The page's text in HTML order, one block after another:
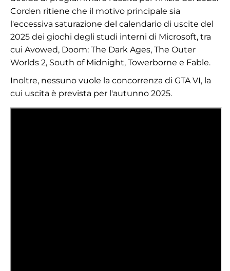
Corden ritiene che il motivo principale sia
l'eccessiva saturazione del calendario di uscite del
2025 dei giochi degli studi interni di Microsoft, tra
cui Avowed, Doom: The Dark Ages, The Outer
Worlds 2, South of Midnight, Towerborne e Fable.
Inoltre, nessuno vuole la concorrenza di GTA VI, la
cui uscita è prevista per l'autunno 2025.